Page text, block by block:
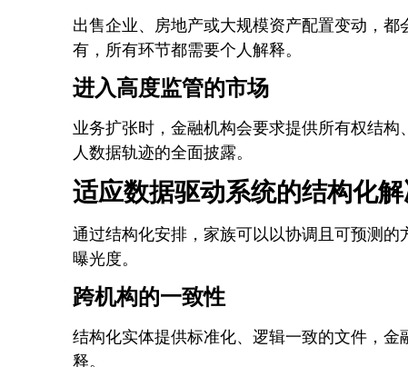
出售企业、房地产或大规模资产配置变动，
有，所有环节都需要个人解释。
进入高度监管的市场
业务扩张时，金融机构会要求提供所有权结
人数据轨迹的全面披露。
适应数据驱动系统的结构化
通过结构化安排，家族可以以协调且可预测
曝光度。
跨机构的一致性
结构化实体提供标准化、逻辑一致的文件，
释。